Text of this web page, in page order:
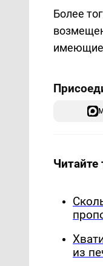
Более
имеющие
Читайте
из